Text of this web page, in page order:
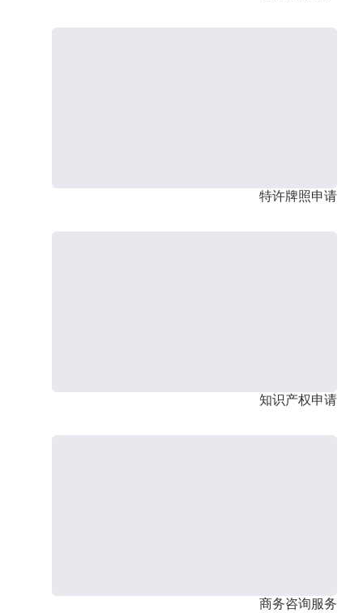
特许牌照申请
知识产权申请
商务咨询服务